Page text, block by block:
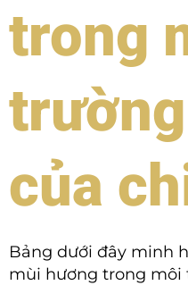
trong
của
Bảng dưới đây minh
mùi hương trong môi